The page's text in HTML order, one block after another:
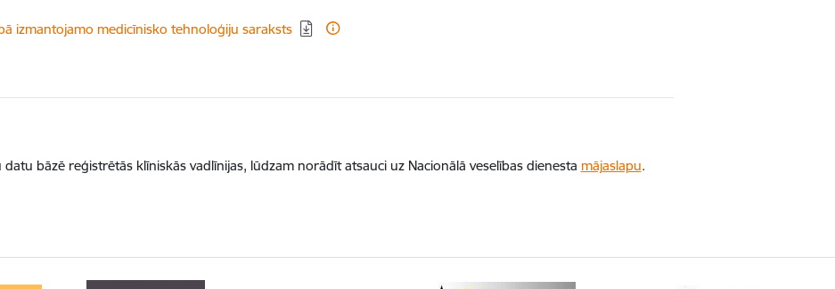
izmantojamo medicīnisko tehnoloģiju saraksts
bāzē reģistrētās klīniskās vadlīnijas, lūdzam norādīt atsauci uz Nacionālā veselības dienesta mājaslapu.